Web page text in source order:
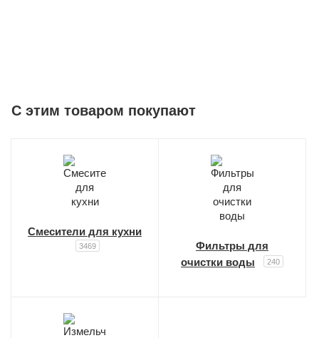
C этим товаром покупают
Смесители для кухни
3469
Фильтры для
очистки воды
240